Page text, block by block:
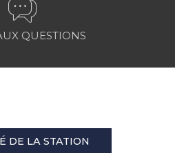
QUESTIONS
DE LA STATION